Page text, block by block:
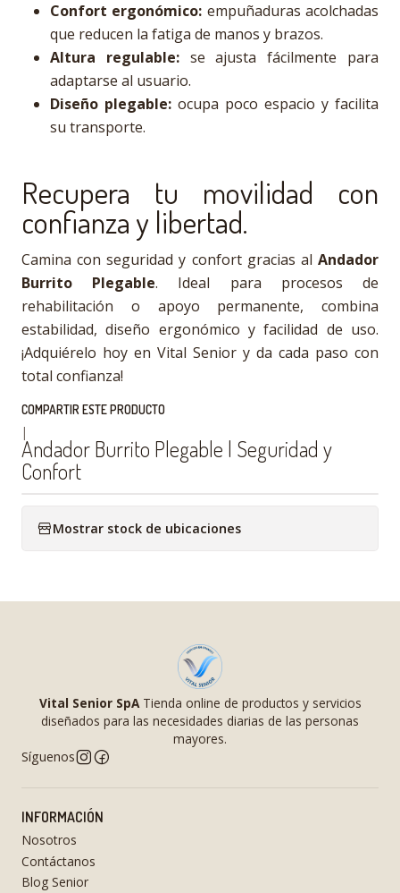
Confort ergonómico: empuñaduras acolchadas
que reducen la fatiga de manos y brazos.
Altura regulable:se ajusta fácilmente para
adaptarse al usuario.
Diseño plegable: ocupa poco espacio y facilita
su transporte.
Recupera tu movilidad con
confianza y libertad.
Camina con seguridad y confort gracias al Andador
Burrito Plegable. Ideal para procesos de
rehabilitación o apoyo permanente, combina
estabilidad, diseño ergonómico y facilidad de uso.
¡Adquiérelo hoy en Vital Senior y da cada paso con
total confianza!
COMPARTIR ESTE PRODUCTO
|
Andador Burrito Plegable | Seguridad y
Confort
Mostrar stock de ubicaciones
Vital Senior SpATienda online de productos y servicios
diseñados para las necesidades diarias de las personas
mayores.
Síguenos
INFORMACIÓN
Nosotros
Contáctanos
Blog Senior